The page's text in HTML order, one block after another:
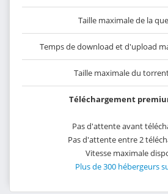
Taille maximale de la
Temps de download et d'upload
Taille maximale du
Téléchargement
Pas d'attente avant
Pas d'attente entre 2
Vitesse maximale
Plus de 300 hébergeurs